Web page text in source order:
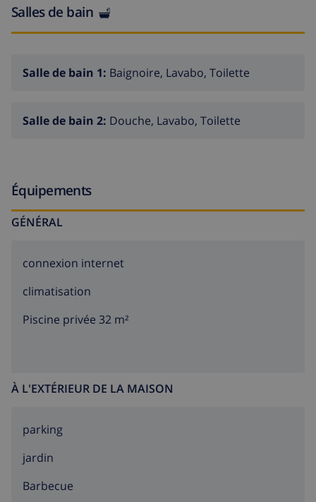
Salles de bain
Salle de bain 1: Baignoire, Lavabo, Toilette
Salle de bain 2: Douche, Lavabo, Toilette
Équipements
GÉNÉRAL
connexion internet
climatisation
Piscine privée 32 m²
À L'EXTÉRIEUR DE LA MAISON
parking
jardin
barbecue